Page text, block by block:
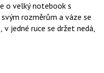
o velký notebook s
rozměrům a váze se
jedné ruce se držet nedá,